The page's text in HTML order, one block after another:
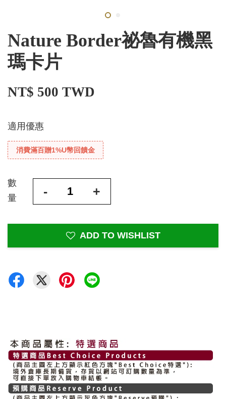
Nature Border祕魯有機黑
瑪卡片
NT$ 500 TWD
適用優惠
消費滿百贈1%U幣回饋金
數
量
- +
ADD TO WISHLIST